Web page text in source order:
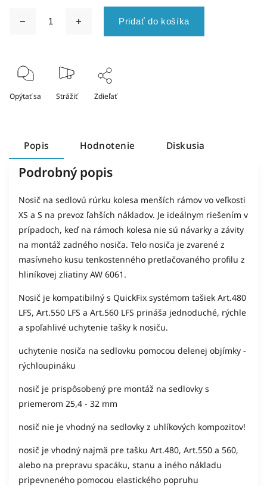
Pridať do košíka
Opýtať sa Strážiť Zdieľať
Popis Hodnotenie Diskusia
Podrobný popis
Nosič na sedlovú rúrku kolesa menších rámov vo veľkosti
XS a S na prevoz ľahších nákladov. Je ideálnym riešením v
prípadoch, keď na rámoch kolesa nie sú návarky a závity
na montáž zadného nosiča. Telo nosiča je zvarené z
masívneho kusu tenkostenného pretlačovaného profilu z
hliníkovej zliatiny AW 6061.
Nosič je kompatibilný s QuickFix systémom tašiek Art.480
LFS, Art.550 LFS a Art.560 LFS prináša jednoduché, rýchle
a spoľahlivé uchytenie tašky k nosiču.
uchytenie nosiča na sedlovku pomocou delenej objímky -
rýchloupináku
nosič je prispôsobený pre montáž na sedlovky s
priemerom 25,4 - 32 mm
nosič nie je vhodný na sedlovky z uhlíkových kompozitov!
nosič je vhodný najmä pre tašku Art.480, Art.550 a 560,
alebo na prepravu spacáku, stanu a iného nákladu
pripevneného pomocou elastického popruhu